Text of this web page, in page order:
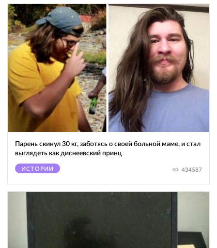
Парень скинул 30 кг, заботясь о своей больной маме, и стал
выглядеть как диснеевский принц
ИСТОРИИ 434587